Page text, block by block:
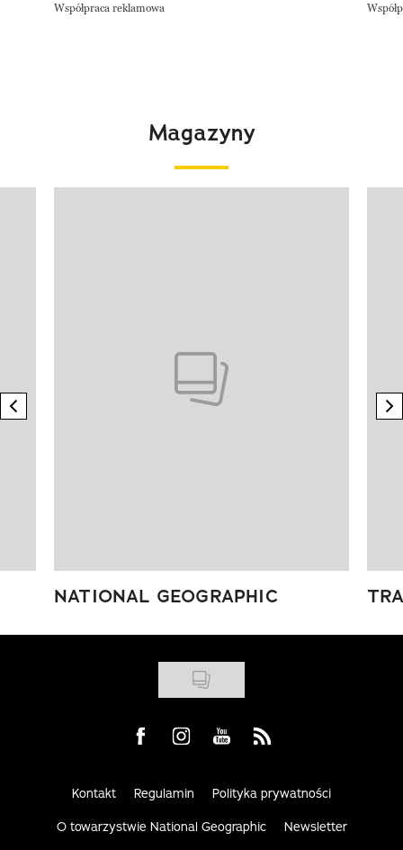
Współpraca reklamowa
Magazyny
previous element
NATIONAL GEOGRAPHIC
Visit us on Facebook
Visit us on Instagram
Visit us on Youtube
Visit us on Rss
Kontakt Regulamin Polityka prywatności
O towarzystwie National Geographic Newsletter